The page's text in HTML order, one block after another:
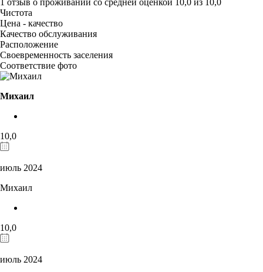
Чистота
Цена - качество
Качество обслуживания
Расположение
Своевременность заселения
Соответствие фото
Михаил
10,0
июль 2024
Михаил
10,0
июль 2024